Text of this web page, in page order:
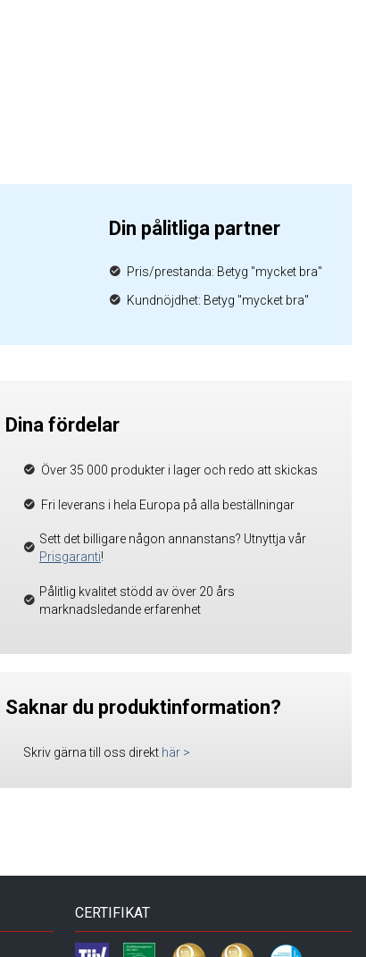
Din pålitliga partner
Pris/prestanda: Betyg "mycket bra"
Kundnöjdhet: Betyg "mycket bra"
Dina fördelar
Över 35 000 produkter i lager och redo att skickas
Fri leverans i hela Europa på alla beställningar
Sett det billigare någon annanstans? Utnyttja vår
Prisgaranti!
Pålitlig kvalitet stödd av över 20 års
marknadsledande erfarenhet
Saknar du produktinformation?
Skriv gärna till oss direkt här >
CERTIFIKAT